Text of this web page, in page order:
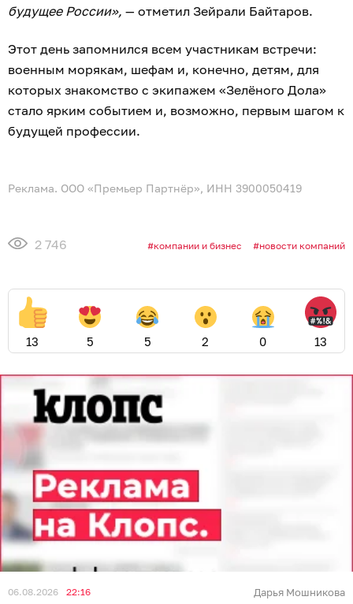
будущее России», — отметил Зейрали Байтаров.
Этот день запомнился всем участникам встречи:
военным морякам, шефам и, конечно, детям, для
которых знакомство с экипажем «Зелёного Дола»
стало ярким событием и, возможно, первым шагом к
будущей профессии.
Реклама. ООО «Премьер Партнёр», ИНН 3900050419
2 746 компании и бизнес новости компаний
13 5 5 2 0 13
06.08.2026 22:16 Дарья Мошникова